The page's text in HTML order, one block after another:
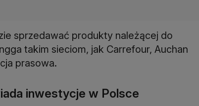
sprzedawać produkty należącej do
takim sieciom, jak Carrefour, Auchan
prasowa.
inwestycje w Polsce